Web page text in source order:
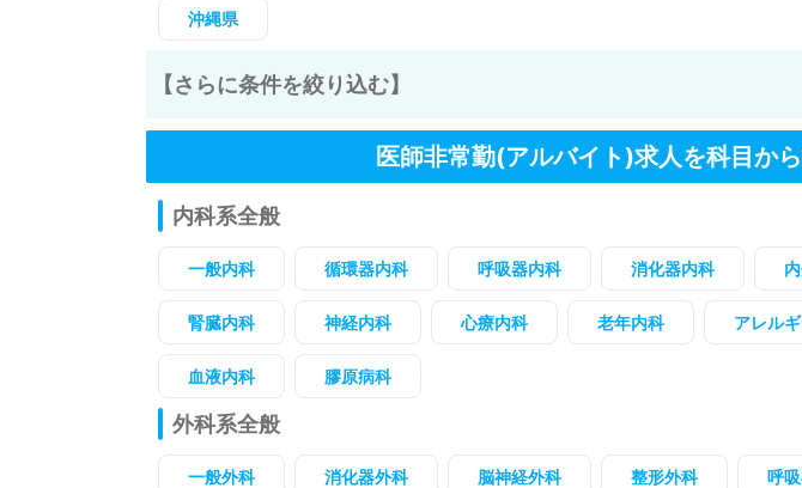
沖縄県
【さらに条件を絞り込む】
医師非常勤(アルバイト)求人を科目か
内科系全般
一般内科 循環器内科 呼吸器内科 消化器内科
腎臓内科 神経内科 心療内科 老年内科 アレル
血液内科 膠原病科
外科系全般
一般外科 消化器外科 脳神経外科 整形外科 呼